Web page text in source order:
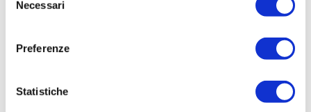
delNecessari
Preferenze
Statistiche